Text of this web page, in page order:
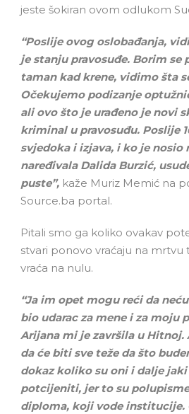
jeste šokiran ovom odlukom
“Poslije ovog oslobađanja,
je stanju pravosuđe. Borim se
taman kad krene, vidimo šta
Očekujemo podizanje
ali ovo što je urađeno je novi
kriminal u pravosuđu. Poslije
svjedoka i izjava, i ko je nosio
naređivala Dalida Burzić,
puste”, kaže Muriz Memić na
Source.ba portal.
Pitali smo ga koliko ovakav
stvari ponovo vraćaju na mrtvu
vraća na nulu.
“Ja im opet mogu reći da
bio udarac za mene i za moju
Arijana mi je završila u Hitnoj.
da će biti sve teže da što
dokaz koliko su oni i dalje jaki
potcijeniti, jer to su
diploma, koji vode institucije.